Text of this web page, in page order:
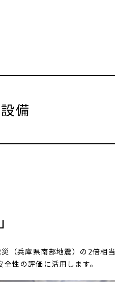
備
（兵庫県南部地震）の2倍相
性の評価に活用します。